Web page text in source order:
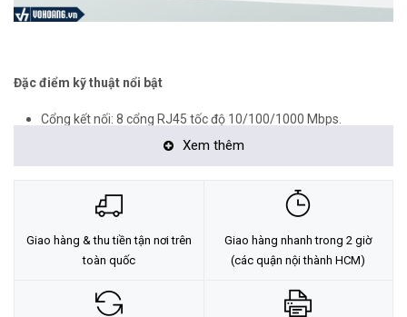
Đặc điểm kỹ thuật nổi bật
Cổng kết nối: 8 cổng RJ45 tốc độ 10/100/1000 Mbps.
Cấp nguồn PoE+: Tất cả 8 cổng đều hỗ trợ chuẩn PoE+
(802.3af/at).
Tổng công suất (PoE Budget): 64W.
Công suất mỗi cổng: Tối đa 30W.
Tính năng chuyên dụng cho giám sát:
Truyền PoE xa: Hỗ trợ khoảng cách lên đến 250m ở chế
độ Extend.
Xem thêm
Giao hàng & thu tiền tận nơi trên
toàn quốc
Giao hàng nhanh trong 2 giờ
(các quận nội thành HCM)